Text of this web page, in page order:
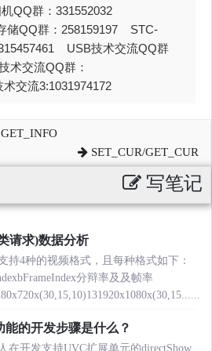
QQ群：331552032
储QQ群：258159197 STC-
USB技术交流QQ群
术交流QQ群：
交流3:1031974172
SET_CUR/GET_CUR
写笔记
请求)数据分析
持4种的视频格式，且每种格式如下：
分辩率及及帧率
能的开发步骤是什么？
在开发支持UVC扩展单元的directShow